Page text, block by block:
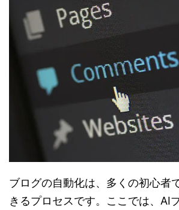
ブログの自動化は、多くの初心者
きるプロセスです。ここでは、 AI